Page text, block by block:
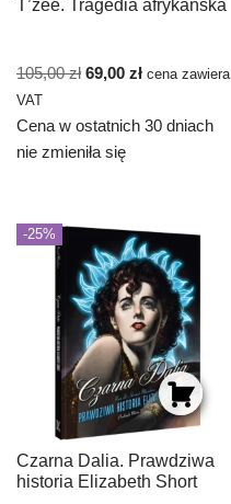
T’zée. Tragedia afrykańska
105,00zł 69,00 zł cena zawiera
VAT
Cena w ostatnich 30 dniach
nie zmieniła się
-25%
Czarna Dalia. Prawdziwa
historia Elizabeth Short